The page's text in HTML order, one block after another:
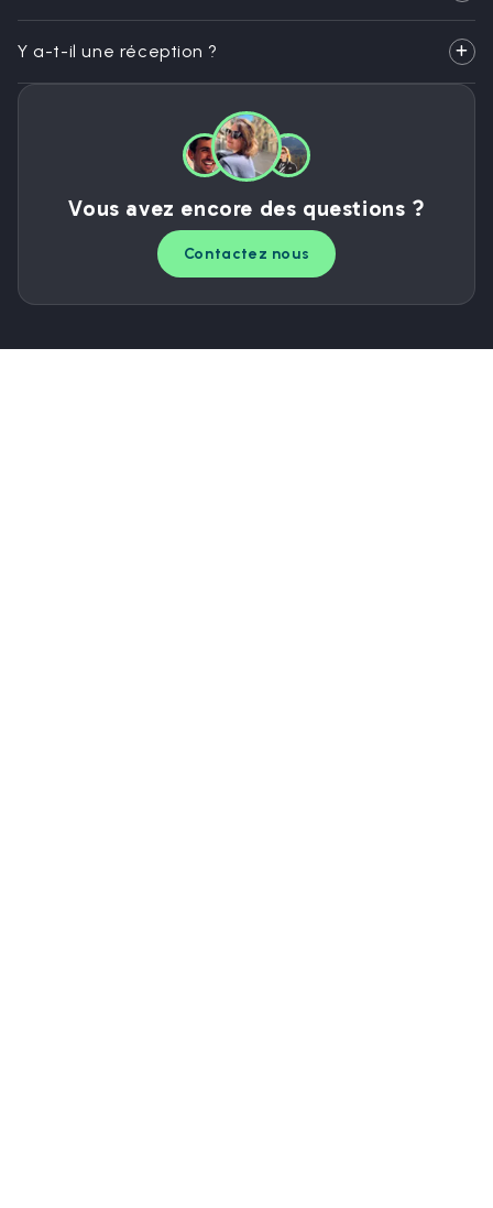
Y a-t-il une réception ?
Vous avez encore des questions ?
Contactez nous